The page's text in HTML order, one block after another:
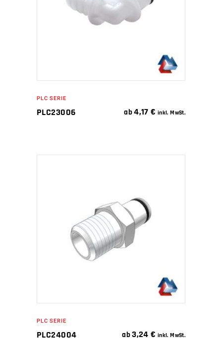
IN DEN WARENKORB
PLC SERIE
PLC23006 ab4,17€ inkl. MwSt.
IN DEN WARENKORB
PLC SERIE
PLC24004 ab3,24€ inkl. MwSt.